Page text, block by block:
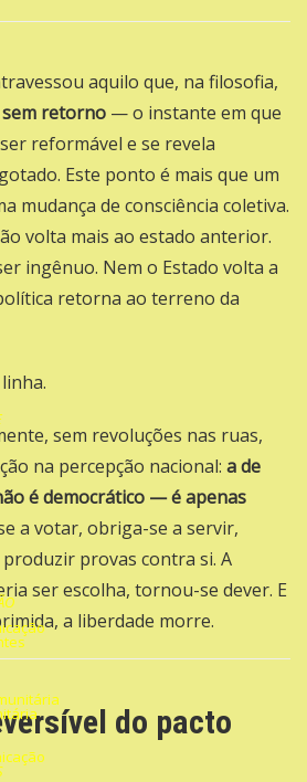
aquilo que, na filosofia,
retorno — o instante em que
reformável e se revela
Este ponto é mais que um
mudança de consciência coletiva.
volta mais ao estado anterior.
ingênuo. Nem o Estado volta a
retorna ao terreno da
sem revoluções nas ruas,
na percepção nacional: a de
é democrático — é apenas
a votar, obriga-se a servir,
provas contra si. A
ser escolha, tornou-se dever. E
a liberdade morre.
do pacto